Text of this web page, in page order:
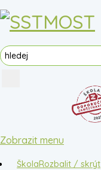
Zobrazit menu
ŠkolaRozbalit / skrýt